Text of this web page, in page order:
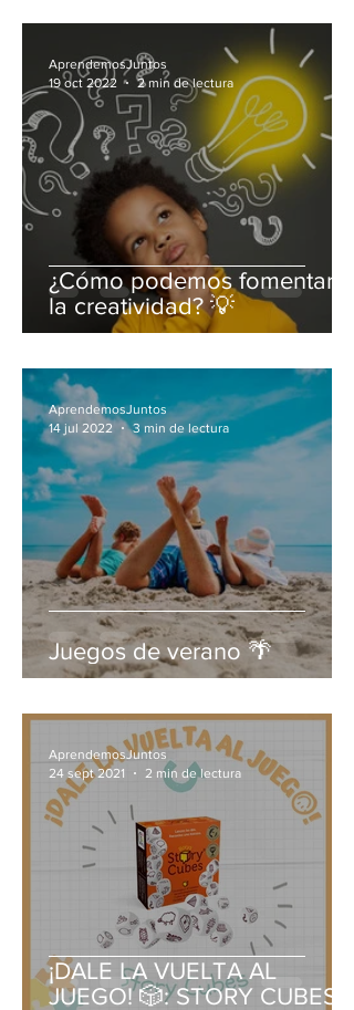
¿Cómo podemos fomentar
la creatividad? 💡
AprendemosJuntos
19 oct 2022
2 min de lectura
Juegos de verano 🌴
AprendemosJuntos
14 jul 2022
3 min de lectura
¡DALE LA VUELTA AL
JUEGO! 🎲: STORY CUBES
AprendemosJuntos
24 sept 2021
2 min de lectura